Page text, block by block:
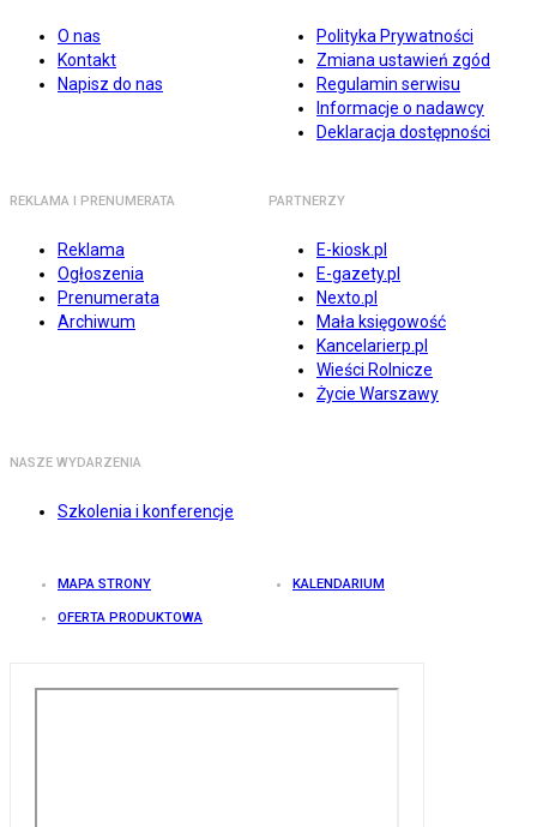
O nas
Kontakt
Napisz do nas
Polityka Prywatności
Zmiana ustawień zgód
Regulamin serwisu
Informacje o nadawcy
Deklaracja dostępności
REKLAMA I PRENUMERATA
Reklama
Ogłoszenia
Prenumerata
Archiwum
PARTNERZY
E-kiosk.pl
E-gazety.pl
Nexto.pl
Mała księgowość
Kancelarierp.pl
Wieści Rolnicze
Życie Warszawy
NASZE WYDARZENIA
Szkolenia i konferencje
MAPA STRONY KALENDARIUM
OFERTA PRODUKTOWA